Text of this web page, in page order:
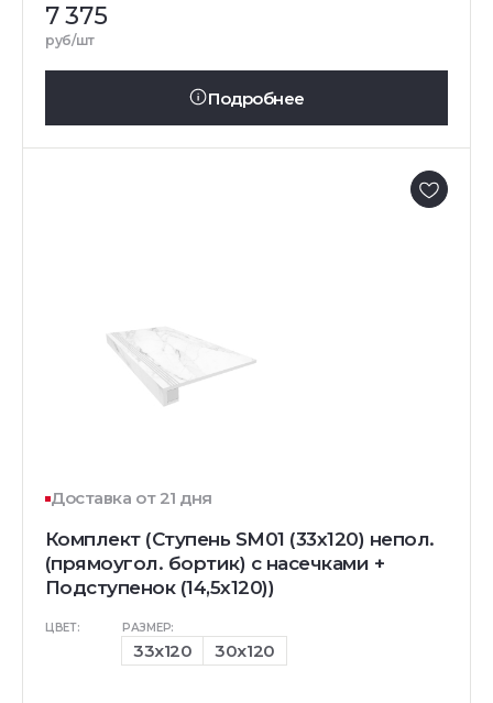
7 375
руб/шт
Подробнее
Доставка от 21 дня
Комплект (Ступень SM01 (33x120) непол.
(прямоугол. бортик) с насечками +
Подступенок (14,5x120))
ЦВЕТ: РАЗМЕР:
33x120 30x120